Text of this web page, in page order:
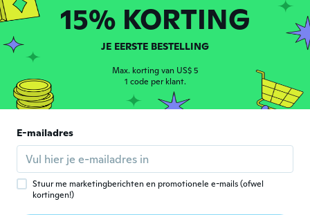
A anderson
Produto de primeira qualidade.
ongeveer 4 jaar geleden
S susanne
Lid geworden van 2021 · 2 beoordelingen · 1 uploads
Works fine!
15% KORTING
JE EERSTE BESTELLING
Max. korting van US$ 5
1 code per klant.
E-mailadres
Stuur me marketingberichten en promotionele e-mails (ofwel
kortingen!)